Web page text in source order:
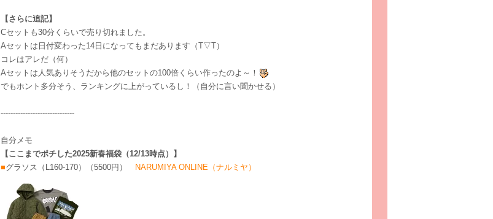
【さらに追記】
Cセットも30分くらいで売り切れました。
Aセットは日付変わった14日になってもまだあります（T▽T）
コレはアレだ（何）
Aセットは人気ありそうだから他のセットの100倍くらい作ったのよ～！
でもホント多分そう、ランキングに上がっているし！（自分に言い聞かせる）
------------------------------
自分メモ
【ここまでポチした2025新春福袋（12/13時点）】
■グラソス（L160-170）（5500円） NARUMIYA ONLINE（ナルミヤ）